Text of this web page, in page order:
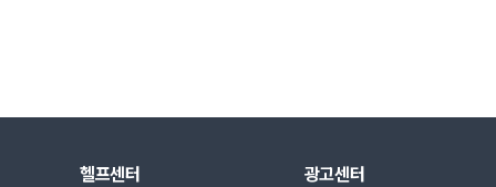
헬프센터 광고센터